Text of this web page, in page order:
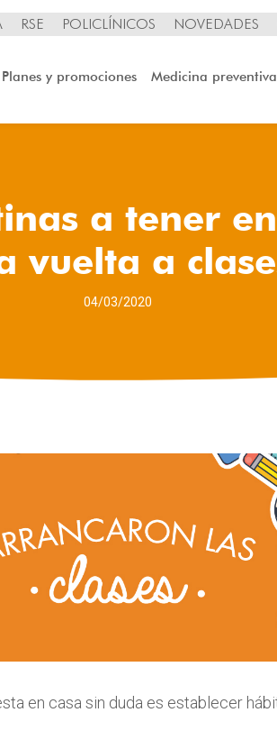
RSE POLICLÍNICOS NOVEDADES
Planes y promociones Medicina preventiva
a tener
vuelta a
04/03/2020
en casa sin duda es establecer